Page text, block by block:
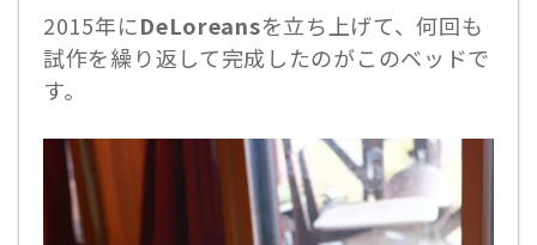
2015年にDeLoreansを立ち上げて、何回も
試作を繰り返して完成したのがこのベッドで
す。